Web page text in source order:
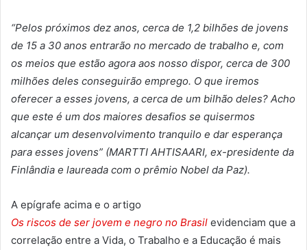
“Pelos próximos dez anos, cerca de 1,2 bilhões de jovens
de 15 a 30 anos entrarão no mercado de trabalho e, com
os meios que estão agora aos nosso dispor, cerca de 300
milhões deles conseguirão emprego. O que iremos
oferecer a esses jovens, a cerca de um bilhão deles? Acho
que este é um dos maiores desafios se quisermos
alcançar um desenvolvimento tranquilo e dar esperança
para esses jovens” (MARTTI AHTISAARI, ex-presidente da
Finlândia e laureada com o prêmio Nobel da Paz).
A epígrafe acima e o artigo
Os riscos de ser jovem e negro no Brasil evidenciam que a
correlação entre a Vida, o Trabalho e a Educação é mais